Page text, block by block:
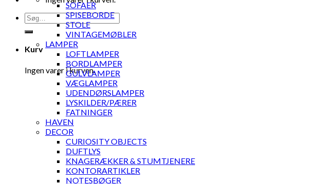
Søg
efter:
Kurv
Ingen varer i kurven.
SOFAER
SPISEBORDE
STOLE
VINTAGEMØBLER
LAMPER
LOFTLAMPER
BORDLAMPER
GULVLAMPER
VÆGLAMPER
UDENDØRSLAMPER
LYSKILDER/PÆRER
FATNINGER
HAVEN
DECOR
CURIOSITY OBJECTS
DUFTLYS
KNAGERÆKKER & STUMTJENERE
KONTORARTIKLER
NOTESBØGER